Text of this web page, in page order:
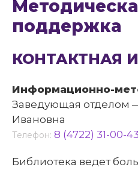
Методическая
поддержка
КОНТАКТНАЯ
Информационно-
Заведующая отделом
Ивановна
Телефон: 8 (4722) 31-00-43
Библиотека ведет